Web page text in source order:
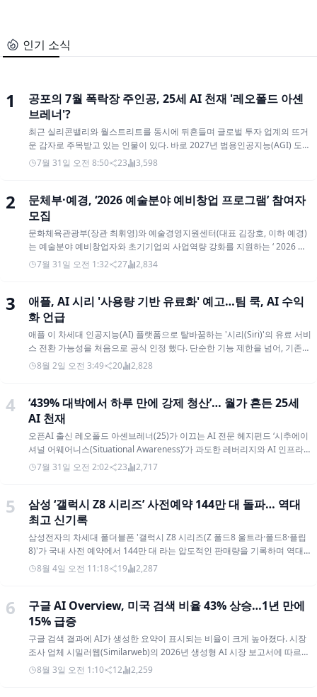
Welaunch
8월 4일 오전 2:23
모집,지원
산단공·신보, 2026 ‘킥스업 챌린지&로컬’ 참여 스타트
업 모집
한국산업단지공단 신용보증기금
킥스업챌린지&로컬
Welaunch
오늘 오전 1:24
인기 소식
공포의 7월 폭락장 주인공, 25세 AI 천재 '레오폴드 아셴
브레너'?
운 감자로 주목받고 있는 인물이 있다. 바로 2027년 범용인공지능(AGI) 도래
를 예견했던 오픈AI 출신의 천재 연구원이자, 헤지펀드 '시추에이셔널 어웨
어니스(Situational Awareness)'를 이끌어온 레오폴드 아셴브레너 다. 그는
고도의 레버리지를 활용해 AI 인프라와 전력망 기업들에 공격적으로 베팅하
며 단기간에 천문학적인 투자 수익을 올려 주목을 받았다. 하지만 최근 AI 거
품론과 함께 기술주들이 동반 급락하자 거대한 마진콜 압박을 이기지 못하
번 집중시키고 있다. 레오폴드 아셴브레너? 레오폴드 아셴브레너(Leopold
Aschenbrenner, 2001/2002년생)는 2024년 OpenAI 슈퍼얼라인먼트
(Superalignment) 팀에서 해고된 후, 165페이지 분량의 에세이
《Situational Awareness》로 주목받으며 AI 인프라 전문 헤지펀드를 설립
해 월가의 스타로 떠오른 인물이다. 그러나 2026년 7월 고레버리지 포지션
이 붕괴하며 강제 청산 위기에 몰렸다. 2026년 상반기 439%라는 경이적인
(Citadel)에 넘기는 극적인 몰락을 겪었다. 15세에 컬럼비아대학교 입학, 19
세에 수석 졸엄 독일에서 의사 부모 사이에서 태어나 베를린 존 F. 케네디 스
쿨을 졸업했다. 15세에 컬럼비아대학교에 입학해 경제학·수학·통계학을 전
공했으며, 2021년 19세의 나이로 수석(valedictorian) 졸업했다. 대학 시절
효과적 이타주의(Effective Altruism) 동아리를 공동 창설하고, 옥스퍼드
Global Priorities Institute에서 연구원으로 활동했다. 졸업 후 샘 뱅크먼-프
류해 일리야 수츠케버, 얀 라이크 등과 함께 초지능 AI를 인간 가치에 맞게 정
렬하는 연구를 수행했다. OpenAI에서 해고...'내부 정보 유출' 2024년 4월
OpenAI에서 공식 해고 처리됐다. 회사 측이 제시한 사유는'내부 정보 유
출'이었다. 그러나 아셴브레너는 이를 반박하며 실제 해고 원인은 사내 보안
우려를 이사회에 제기했기 때문이라고 주장했다. 그는 OpenAI의 보안 수준
이 외국(특히 중국)의 모델 가중치 및 알고리즘 탈취 시도에 대응하기에 대단
7월 31일 오전 8:50
문체부·예경, ‘2026 예술분야 예비창업 프로그램’ 참여자
모집
는 예술분야 예비창업자와 초기기업의 사업역량 강화를 지원하는 ‘ 2026 예
술분야 예비창업 프로그램’ 참여자를 오는 8월 10일(월) 오후 6시까지 모집
한다고 31일 밝혔다. 이 프로그램은 예술분야 예비창업자부터 극초기 기업
을 대상으로 역량 강화를 위한 맞춤형 보육을 제공하고, 수립한 비즈니스 모
델(BM)을 실제 고객과 시장에서 검증하며 시행착오를 최소화할 수 있도록
지원한다. 신청 대상은 공고일(7월 27일) 기준 사업자등록 및 법인 설립 등기
월에 걸쳐 고객·시장 검증 활동에 쓰이는 500만원 상당의 간접 지원과 함께
기업진단·교육·전담 멘토링·맞춤형 컨설팅 등 집중 보육 프로그램이 제공된
다. 예경은 예술분야 창업이 좋은 아이디어와 역량을 갖추고도 시장에서 검
증해 볼 기회가 없어 첫걸음을 떼지 못하는 경우가 많다며, 올해 새롭게 추진
하는 이 프로그램이 그 첫걸음에 확신을 더하는 계기가 되도록 돕고, 초기 창
업으로 이어지는 촘촘한 성장 사다리를 만들어 가겠다고 밝혔다. 자세한 내
태계의 초기 단계 지원을 강화하는 이번 모집이 예비창업자들의 시장 진입
장벽을 낮추는 실질적인 발판이 될지 주목된다. Welaunch 서아림 기자 스타
트업 ∙ 딥테크 뉴스 전문 미디어-위런치 Copyright ⓒ Welaunch. All rights
reserved. 보도자료/기고 : editor@welaunch.kr 광고/제휴 문의 :
we@welaunch.kr
7월 31일 오전 1:32
애플, AI 시리 '사용량 기반 유료화' 예고…팀 쿡, AI 수익
화 언급
스 전환 가능성을 처음으로 공식 인정 했다. 단순한 기능 제한을 넘어, 기존
클라우드 생태계와 연동해 AI 연산 비용을 사용자에게 직접 분담시키는 일종
의 '종량제' 구조를 갖출 것으로 전망된다. 팀 쿡 애플 최고경영자(CEO)는 지
난 30일(현지시간) 진행된 실적 발표 콘퍼런스콜에서 고성능 AI 시리의 운영
효율화와 수익화에 대한 구체적인 로드맵을 시사 했다. 특히 이번 발표는 오
는 9월 이사회 집행이사장으로 자리를 옮기는 팀 쿡 CEO의 마지막 실적 발표
가을 정식 출시를 앞둔 새 시리는 대규모언어모델(LLM)을 기반으로 화면 인
식, 멀티 앱 제어 등 복잡한 작업을 수행한다. 이러한 고도화된 기능은 온디바
이스 처리를 넘어 대형 클라우드 서버와의 연동이 필수적이기 때문에, 사용
자가 늘어날수록 애플이 부담해야 할 인프라 유지비가 기하급수적으로 증가
하게 된다. 최근 메모리 반도체 단가 상승과 부품 공급 제약으로 기기 마진 압
박을 받고 있는 애플로서는 서비스 부문의 새로운 캐시카우가 절실한 상황이
8월 2일 오전 3:49
‘439% 대박에서 하루 만에 강제 청산’… 월가 흔든 25세
AI 천재
셔널 어웨어니스(Situational Awareness)’가 과도한 레버리지와 AI 인프라
주식 급락으로 마진콜 압박을 견디지 못하고 공개 주식 포트폴리오 대부분을
강제 청산했다. 켄 그리핀이 이끄는 대형 헤지펀드 시타델(Citadel)이 이 물
량을 인수하면서 월가에서 긴박한 블록딜이 성사됐다. 아셴브레너는 19세에
컬럼비아대를 수석 졸업하고 오픈AI 슈퍼얼라인먼트 팀을 거친 AI 전문가다
. 퇴사 후 AI 인프라 확장을 예견한 장문 에세이를 발표하며 주목받았고, 전문
7월 31일 오전 2:02
삼성 ‘갤럭시 Z8 시리즈’ 사전예약 144만 대 돌파… 역대
최고 신기록